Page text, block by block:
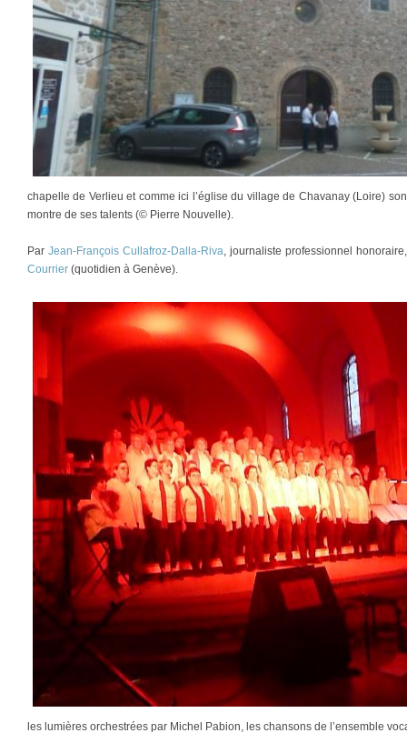
chapelle de Verlieu et comme ici l’église du village de Chavanay (Loire)
montre de ses talents (© Pierre Nouvelle).
Par Jean-François Cullafroz-Dalla-Riva, journaliste professionnel
Courrier (quotidien à Genève).
les lumières orchestrées par Michel Pabion, les chansons de l’ensemble